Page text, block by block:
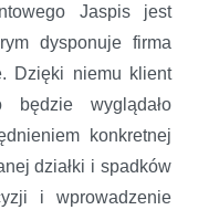
Jaspis jest
dysponuje firma
Dzięki niemu klient
będzie wyglądało
konkretnej
działki i spadków
i wprowadzenie